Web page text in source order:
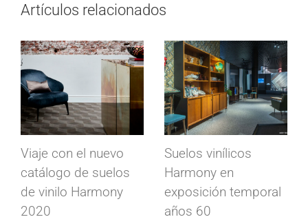
Artículos relacionados
Museo de Ciencias
de Terrassa elige los
suelos de PVC Vita
noviembre 20th, 2019
8 años de suelos
Acoustyl Uni en un
hostal
abril 23rd, 2019